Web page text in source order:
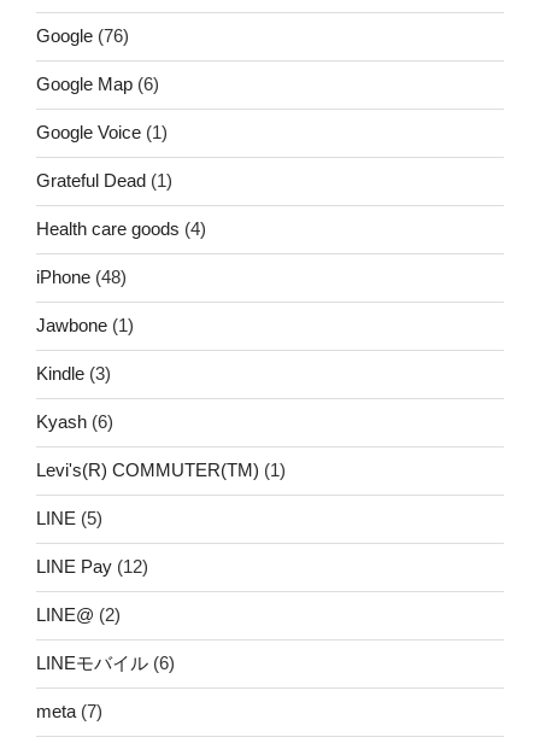
Google (76)
Google Map (6)
Google Voice (1)
Grateful Dead (1)
Health care goods (4)
iPhone (48)
Jawbone (1)
Kindle (3)
Kyash (6)
Levi's(R) COMMUTER(TM) (1)
LINE (5)
LINE Pay (12)
LINE@ (2)
LINEモバイル (6)
meta (7)